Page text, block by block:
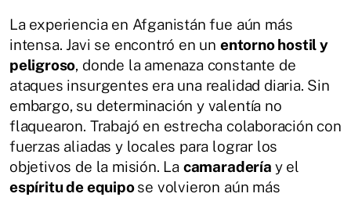
La experiencia en Afganistán fue aún más
intensa. Javi se encontró en un entorno hostil y
peligroso, donde la amenaza constante de
ataques insurgentes era una realidad diaria. Sin
embargo, su determinación y valentía no
flaquearon. Trabajó en estrecha colaboración con
fuerzas aliadas y locales para lograr los
objetivos de la misión. La camaradería y el
espíritu de equipose volvieron aún más